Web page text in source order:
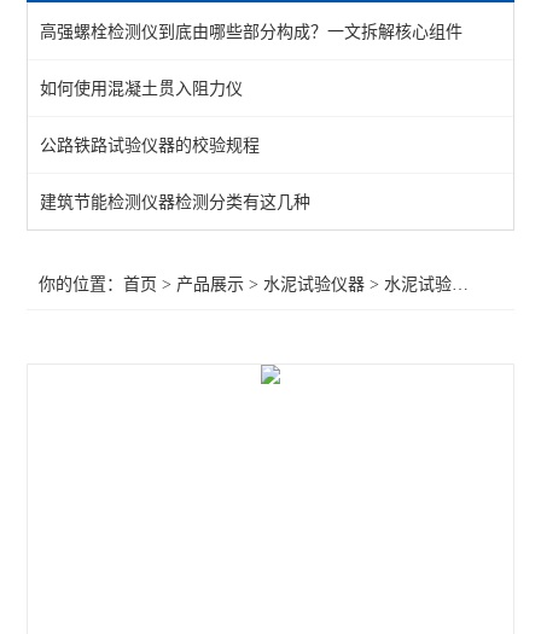
水泥氯离子自动电位滴定仪
水泥土抗渗仪
水泥试验仪器
分光光度计
高强螺栓检测仪到底由哪些部分构成？一文拆解核心组件
如何使用混凝土贯入阻力仪
公路铁路试验仪器的校验规程
建筑节能检测仪器检测分类有这几种
你的位置：首页 > 产品展示 >水泥试验仪器 >水泥试验仪器